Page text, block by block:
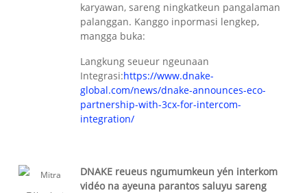
karyawan, sareng ningkatkeun pangalaman
palanggan. Kanggo inpormasi lengkep,
mangga buka:
Langkung seueur ngeunaan
Integrasi:https://www.dnake-
global.com/news/dnake-announces-eco-
partnership-with-3cx-for-intercom-
integration/
DNAKE reueus ngumumkeun yén interkom
vidéo na ayeuna parantos saluyu sareng